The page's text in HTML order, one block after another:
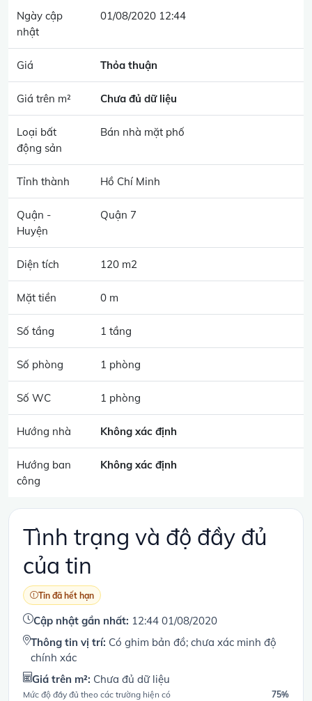
Ngày cập
nhật
01/08/2020 12:44
Giá Thỏa thuận
Giá trên m² Chưa đủ dữ liệu
Loại bất
động sản
Bán nhà mặt phố
Tỉnh thành Hồ Chí Minh
Quận -
Huyện
Quận 7
Diện tích 120 m2
Mặt tiền 0 m
Số tầng 1 tầng
Số phòng 1 phòng
Số WC 1 phòng
Hướng nhà Không xác định
Hướng ban
công
Không xác định
Tình trạng và độ đầy đủ
của tin
Tin đã hết hạn
Cập nhật gần nhất: 12:44 01/08/2020
Thông tin vị trí: Có ghim bản đồ; chưa xác minh độ
chính xác
Giá trên m²: Chưa đủ dữ liệu
Mức độ đầy đủ theo các trường hiện có 75%